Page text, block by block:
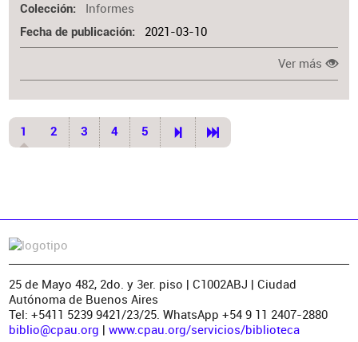
Colección Informes
Fecha de publicación 2021-03-10
Ver más
1 2 3 4 5
25 de Mayo 482, 2do. y 3er. piso | C1002ABJ | Ciudad
Autónoma de Buenos Aires
Tel: +5411 5239 9421/23/25. WhatsApp +54 9 11 2407-2880
biblio@cpau.org | www.cpau.org/servicios/biblioteca